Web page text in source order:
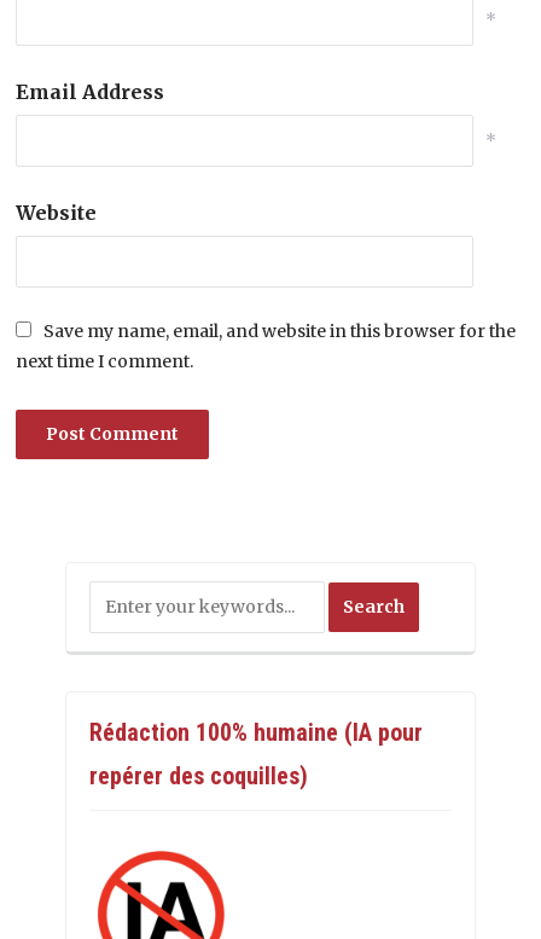
*
Email Address
*
Website
Save my name, email, and website in this browser for the
next time I comment.
Rédaction 100% humaine (IA pour
repérer des coquilles)